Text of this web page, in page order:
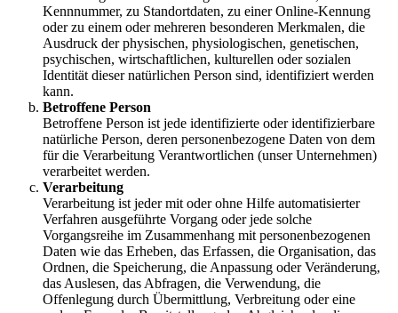
Kennnummer, zu Standortdaten, zu einer Online-Kennung
oder zu einem oder mehreren besonderen Merkmalen, die
Ausdruck der physischen, physiologischen, genetischen,
psychischen, wirtschaftlichen, kulturellen oder sozialen
Identität dieser natürlichen Person sind, identifiziert werden
kann.
Betroffene Person
Betroffene Person ist jede identifizierte oder identifizierbare
natürliche Person, deren personenbezogene Daten von dem
für die Verarbeitung Verantwortlichen (unser Unternehmen)
verarbeitet werden.
Verarbeitung
Verarbeitung ist jeder mit oder ohne Hilfe automatisierter
Verfahren ausgeführte Vorgang oder jede solche
Vorgangsreihe im Zusammenhang mit personenbezogenen
Daten wie das Erheben, das Erfassen, die Organisation, das
Ordnen, die Speicherung, die Anpassung oder Veränderung,
das Auslesen, das Abfragen, die Verwendung, die
Offenlegung durch Übermittlung, Verbreitung oder eine